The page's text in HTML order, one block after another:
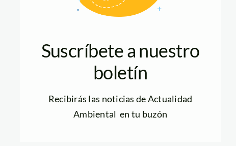
Suscríbete a nuestro
boletín
Recibirás las noticias de Actualidad
Ambiental en tu buzón